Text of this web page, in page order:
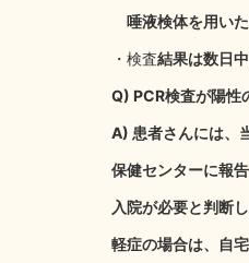
唾液検体を用い
・検査結果は数日
Q) PCR検査が陽性
A) 患者さんには、
保健センターに報
入院が必要と判断
軽症の場合は、自